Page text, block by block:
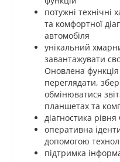
потужні технічні
та комфортної
автомобіля
унікальний
завантажувати
Оновлена
переглядати,
обмінюватися
планшетах та
діагностика
оперативна
допомогою
підтримка